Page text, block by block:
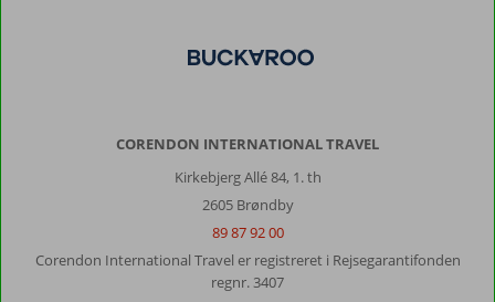
CORENDON INTERNATIONAL TRAVEL
Kirkebjerg Allé 84, 1. th
2605 Brøndby
89 87 92 00
Corendon International Travel er registreret i Rejsegarantifonden
regnr. 3407